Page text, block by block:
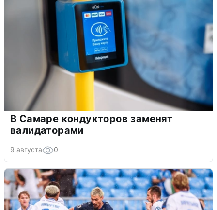
В Самаре кондукторов заменят
валидаторами
9 августа 0